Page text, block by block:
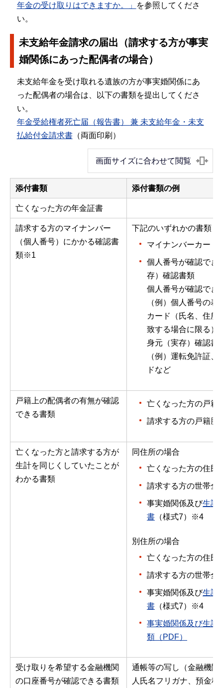
年金の受け取りはできますか。」
を参照してくださ
い。
未支給年金請求の届出（請求する方が事実
婚関係にあった配偶者の場合）
未支給年金を受け取れる遺族の方が事実婚関係にあ
った配偶者の場合は、以下の書類を提出してくださ
い。
年金受給権者死亡届（報告書） 兼 未支給年金・未支
払給付金請求書（両面印刷）
画面サイズに合わせて閲覧
添付書類 添付書類の例
亡くなった方の年金証書
請求する方のマイナンバー
（個人番号）にかかる確認書
類※1
下記のいずれかの書類
マイナンバーカード
個人番号が確認でき
存）確認書類
個人番号が確認でき
（例）個人番号の
カード（氏名、住所
致する場合に限る）
身元（実存）確認書
（例）運転免許証
ドなど
戸籍上の配偶者の有無が確認
できる書類
亡くなった方の戸籍
請求する方の戸籍謄
亡くなった方と請求する方が
生計を同じくしていたことが
わかる書類
同住所の場合
亡くなった方の住
請求する方の世帯
事実婚関係及び生計
書 （様式7）※4
別住所の場合
亡くなった方の住
請求する方の世帯
事実婚関係及び生計
書 （様式7）※4
事実婚関係及び生計
類（PDF）
受け取りを希望する金融機関
の口座番号が確認できる書類
通帳等の写し（金融機関
人氏名フリガナ、預金